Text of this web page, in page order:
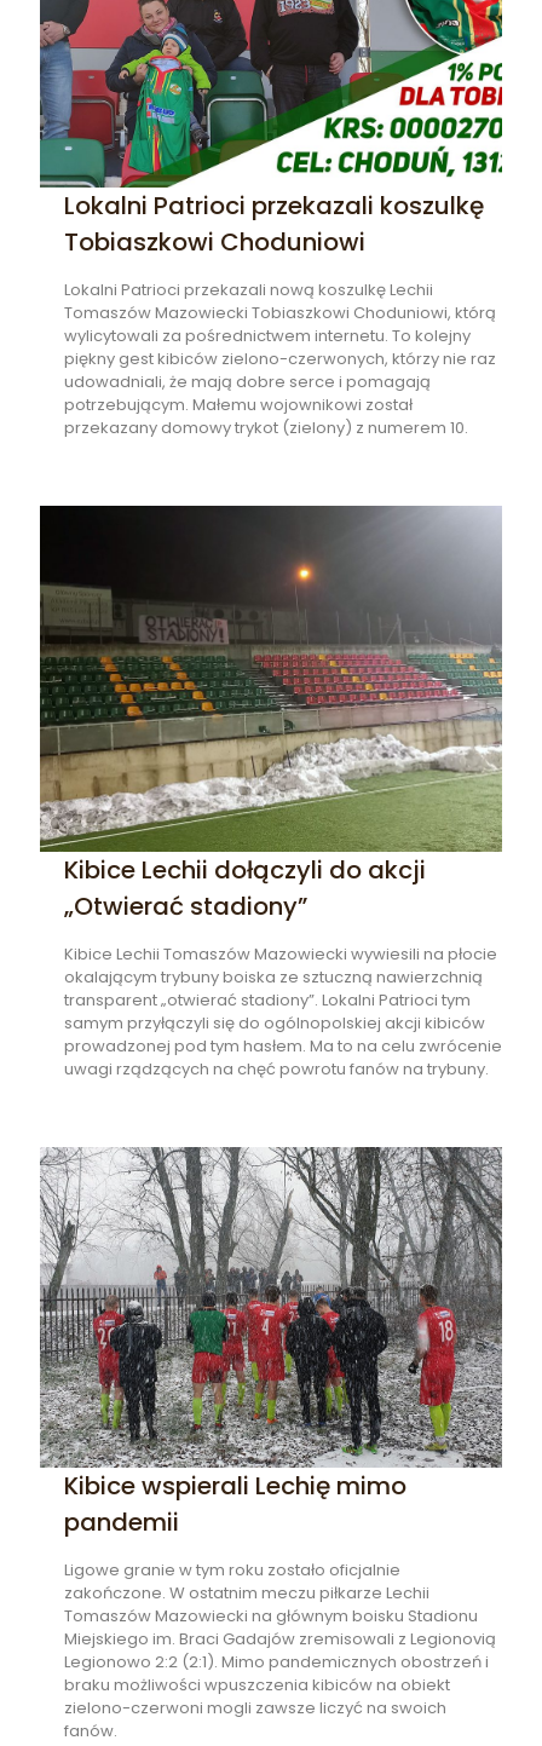
Lokalni Patrioci przekazali koszulkę
Tobiaszkowi Choduniowi
Lokalni Patrioci przekazali nową koszulkę Lechii
Tomaszów Mazowiecki Tobiaszkowi Choduniowi, którą
wylicytowali za pośrednictwem internetu. To kolejny
piękny gest kibiców zielono-czerwonych, którzy nie raz
udowadniali, że mają dobre serce i pomagają
potrzebującym. Małemu wojownikowi został
przekazany domowy trykot (zielony) z numerem 10.
Kibice Lechii dołączyli do akcji
„Otwierać stadiony”
Kibice Lechii Tomaszów Mazowiecki wywiesili na płocie
okalającym trybuny boiska ze sztuczną nawierzchnią
transparent „otwierać stadiony”. Lokalni Patrioci tym
samym przyłączyli się do ogólnopolskiej akcji kibiców
prowadzonej pod tym hasłem. Ma to na celu zwrócenie
uwagi rządzących na chęć powrotu fanów na trybuny.
Kibice wspierali Lechię mimo
pandemii
Ligowe granie w tym roku zostało oficjalnie
zakończone. W ostatnim meczu piłkarze Lechii
Tomaszów Mazowiecki na głównym boisku Stadionu
Miejskiego im. Braci Gadajów zremisowali z Legionovią
Legionowo 2:2 (2:1). Mimo pandemicznych obostrzeń i
braku możliwości wpuszczenia kibiców na obiekt
zielono-czerwoni mogli zawsze liczyć na swoich
fanów.